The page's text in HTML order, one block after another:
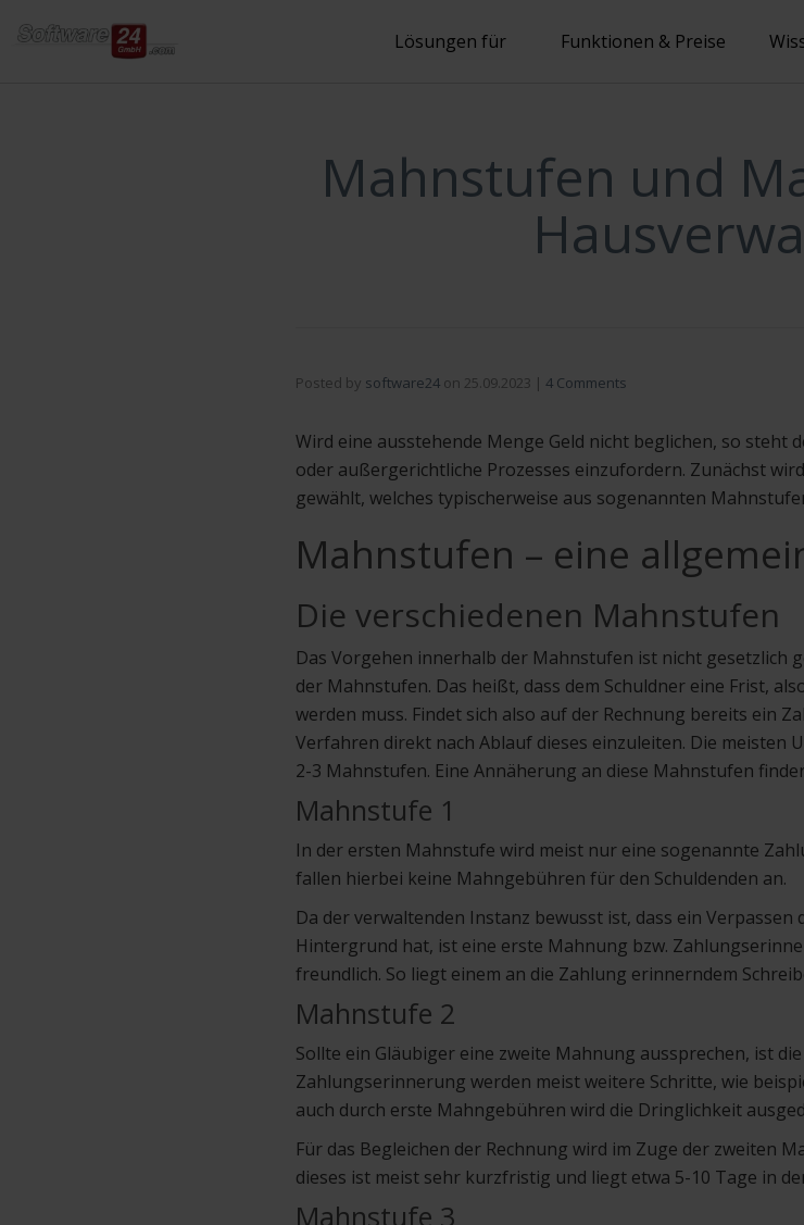
springen
Lösungen für Funktionen & Preise
Mahnstufen und
Posted by software24 on 25.09.2023 | 4 Comments
Wird eine ausstehende Menge Geld nicht beglichen, so steht
oder außergerichtliche Prozesses einzufordern. Zunächst
gewählt, welches typischerweise aus sogenannten
Mahnstufen – eine
Die verschiedenen Mahnstufen
Das Vorgehen innerhalb der Mahnstufen ist nicht gesetzlich
der Mahnstufen. Das heißt, dass dem Schuldner eine Frist,
werden muss. Findet sich also auf der Rechnung bereits ein
Verfahren direkt nach Ablauf dieses einzuleiten. Die meisten
2-3 Mahnstufen. Eine Annäherung an diese Mahnstufen
Mahnstufe 1
In der ersten Mahnstufe wird meist nur eine sogenannte
fallen hierbei keine Mahngebühren für den Schuldenden an.
Da der verwaltenden Instanz bewusst ist, dass ein
Hintergrund hat, ist eine erste Mahnung bzw.
freundlich. So liegt einem an die Zahlung erinnerndem
Mahnstufe 2
Sollte ein Gläubiger eine zweite Mahnung aussprechen, ist
Zahlungserinnerung werden meist weitere Schritte, wie
auch durch erste Mahngebühren wird die Dringlichkeit
Für das Begleichen der Rechnung wird im Zuge der zweiten
dieses ist meist sehr kurzfristig und liegt etwa 5-10 Tage in
Mahnstufe 3